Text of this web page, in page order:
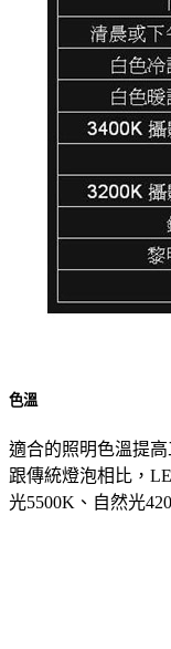
色溫
適合的照明色溫提
跟傳統燈泡相比，
光5500K、自然光